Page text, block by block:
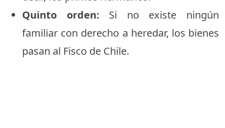
Quinto orden: Si no existe ningún
familiar con derecho a heredar, los bienes
pasan al Fisco de Chile.